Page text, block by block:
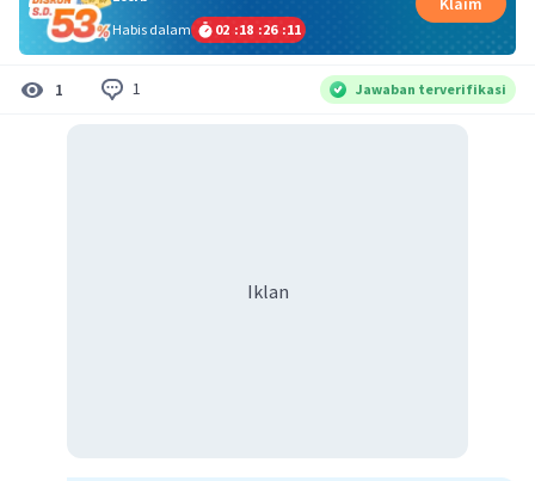
Habis dalam
02 :18 :26 :11
1 1 Jawaban terverifikasi
Iklan